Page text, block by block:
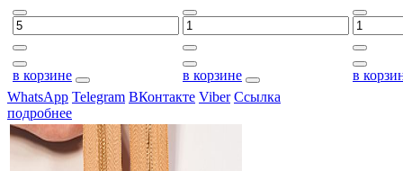
в корзине в корзине
в
WhatsApp Telegram ВКонтакте Viber Ссылка
подробнее